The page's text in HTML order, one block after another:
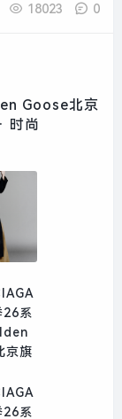
18023 0
Goose北京
时尚